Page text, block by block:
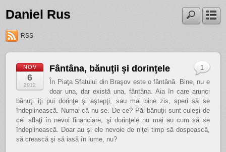
Daniel Rus
RSS
NOV
6
2012
Fântâna, bănuţii şi dorinţele
În Piaţa Sfatului din Braşov este o fântână. Bine, nu e
doar una, dar există una, fântâna. Aia în care arunci
bănuţi iţi pui dorinţe şi aştepţi, sau mai bine zis, speri să se
îndeplinească. Numai că nu se. De ce? Păi bănuţii sunt culeşi de
cei aflaţi în nevoi financiare, şi dorinţele nu mai au cum să se
îndeplinească. Doar au şi ele nevoie de niţel timp să dospească,
să crească şi să iasă în lume, nu?
1